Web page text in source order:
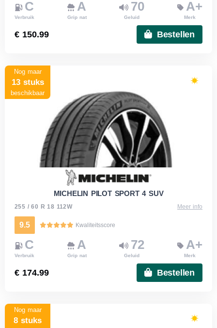
C
Verbruik
A
Grip nat
70
Geluid
A+
Merk
€ 150.99 Bestellen
Nog maar
13 stuks
beschikbaar
MICHELIN PILOT SPORT 4 SUV
255 / 60 R 18 112W Meer info
9.5 Kwaliteitsscore
C
Verbruik
A
Grip nat
72
Geluid
A+
Merk
€ 174.99 Bestellen
Nog maar
8 stuks